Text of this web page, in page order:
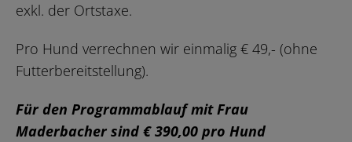
exkl. der Ortstaxe.
Pro Hund verrechnen wir einmalig € 49,- (ohne
Futterbereitstellung).
Für den Programmablauf mit Frau
Maderbacher sind € 390,00 pro Hund